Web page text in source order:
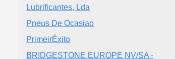
Lubrificantes, Lda
Pneus De Ocasiao
PrimeirÊxito
BRIDGESTONE EUROPE NV/SA -